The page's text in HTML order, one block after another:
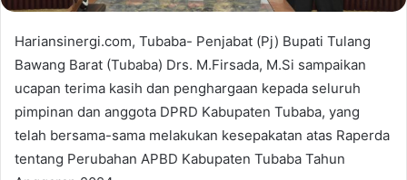
Hariansinergi.com, Tubaba- Penjabat (Pj) Bupati Tulang
Bawang Barat (Tubaba) Drs. M.Firsada, M.Si sampaikan
ucapan terima kasih dan penghargaan kepada seluruh
pimpinan dan anggota DPRD Kabupaten Tubaba, yang
telah bersama-sama melakukan kesepakatan atas Raperda
tentang Perubahan APBD Kabupaten Tubaba Tahun